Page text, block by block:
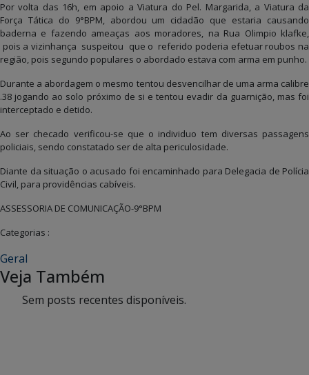
Por volta das 16h, em apoio a Viatura do Pel. Margarida, a Viatura da
Força Tática do 9°BPM, abordou um cidadão que estaria causando
baderna e fazendo ameaças aos moradores, na Rua Olimpio klafke,
pois a vizinhança suspeitou que o referido poderia efetuar roubos na
região, pois segundo populares o abordado estava com arma em punho.
Durante a abordagem o mesmo tentou desvencilhar de uma arma calibre
.38 jogando ao solo próximo de si e tentou evadir da guarnição, mas foi
interceptado e detido.
Ao ser checado verificou-se que o individuo tem diversas passagens
policiais, sendo constatado ser de alta periculosidade.
Diante da situação o acusado foi encaminhado para Delegacia de Polícia
Civil, para providências cabíveis.
ASSESSORIA DE COMUNICAÇÃO-9°BPM
Categorias :
Geral
Veja Também
Sem posts recentes disponíveis.